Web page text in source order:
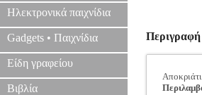
Ηλεκτρονικά παιχνίδια
Gadgets • Παιχνίδια
Είδη γραφείου
Βιβλία
Περιγραφή